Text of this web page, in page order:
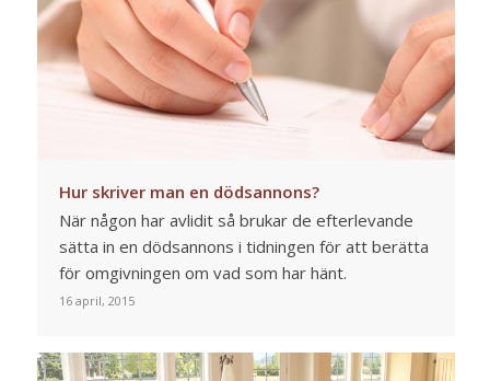
Hur skriver man en dödsannons?
När någon har avlidit så brukar de efterlevande
sätta in en dödsannons i tidningen för att berätta
för omgivningen om vad som har hänt.
16 april, 2015